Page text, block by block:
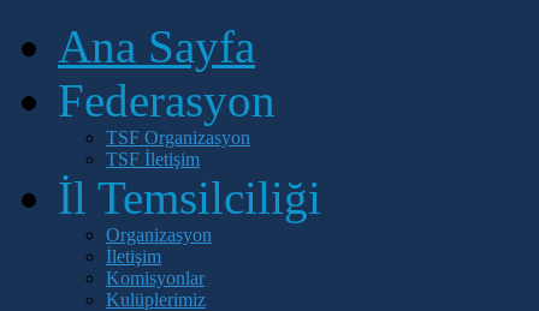
Ana Sayfa
Federasyon
TSF Organizasyon
TSF İletişim
İl Temsilciliği
Organizasyon
İletişim
Komisyonlar
Kulüplerimiz